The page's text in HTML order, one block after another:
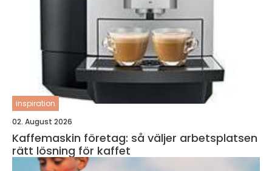
inspiration
02. August 2026
Kaffemaskin företag: så väljer arbetsplatsen
rätt lösning för kaffet